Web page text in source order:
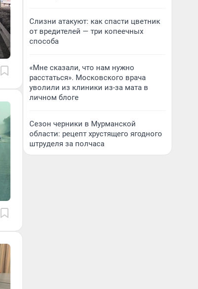
Слизни атакуют: как спасти цветник
от вредителей — три копеечных
способа
«Мне сказали, что нам нужно
расстаться». Московского врача
уволили из клиники из-за мата в
личном блоге
Сезон черники в Мурманской
области: рецепт хрустящего ягодного
штруделя за полчаса